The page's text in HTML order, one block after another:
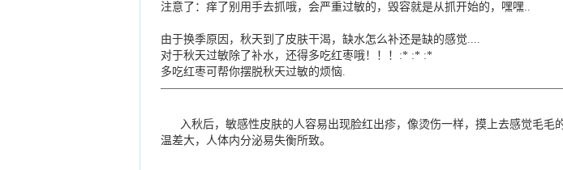
注意了：痒了别用手去抓哦，会严重过敏的，毁容就是从抓开始的，嘿嘿..
由于换季原因，秋天到了皮肤干渴，缺水怎么补还是缺的感觉....
对于秋天过敏除了补水，还得多吃红枣哦！！！:* :* :*
多吃红枣可帮你摆脱秋天过敏的烦恼.
入秋后，敏感性皮肤的人容易出现脸红出疹，像烫伤一样，摸上去感觉毛毛
温差大，人体内分泌易失衡所致。